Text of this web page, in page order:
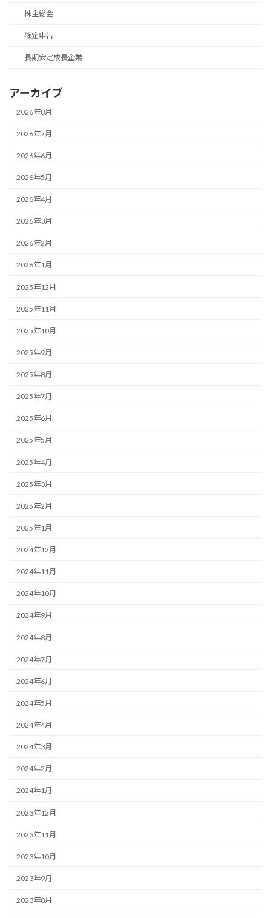
株主総会
確定申告
長期安定成長企業
アーカイブ
2026年8月
2026年7月
2026年6月
2026年5月
2026年4月
2026年3月
2026年2月
2026年1月
2025年12月
2025年11月
2025年10月
2025年9月
2025年8月
2025年7月
2025年6月
2025年5月
2025年4月
2025年3月
2025年2月
2025年1月
2024年12月
2024年11月
2024年10月
2024年9月
2024年8月
2024年7月
2024年6月
2024年5月
2024年4月
2024年3月
2024年2月
2024年1月
2023年12月
2023年11月
2023年10月
2023年9月
2023年8月